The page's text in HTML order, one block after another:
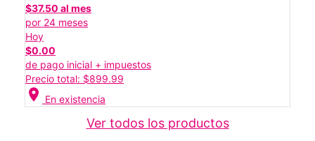
$37.50 al mes
por 24 meses
Hoy
$0.00
de pago inicial + impuestos
Precio total: $899.99
location_on En existencia
Ver todos los productos